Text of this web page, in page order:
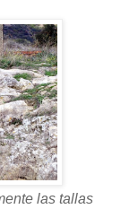
las tallas